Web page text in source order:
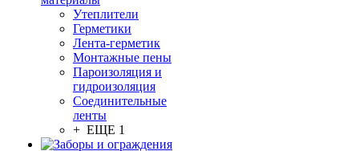
Утеплители
Герметики
Лента-герметик
Монтажные пены
Пароизоляция и
гидроизоляция
Соединительные
ленты
+ ЕЩЕ 1